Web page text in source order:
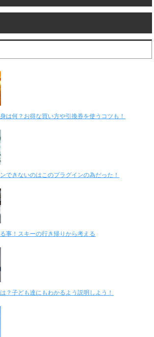
は何？お得な買い方や引換券を使うコツも！
できないのはこのプラグインの為だった！
事！スキーの行き帰りから考える
？子ども達にもわかるよう説明しよう！